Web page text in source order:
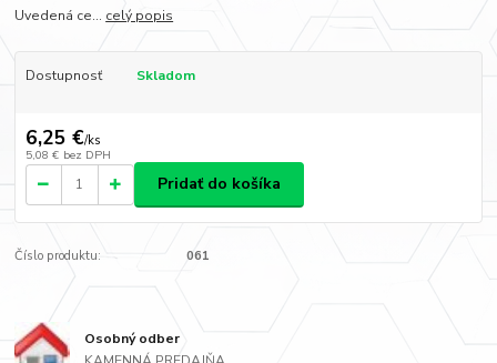
Uvedená ce... celý popis
Dostupnosť Skladom
6,25 €/ks
5,08 € bez DPH
Pridať do košíka
Číslo produktu: 061
Osobný odber